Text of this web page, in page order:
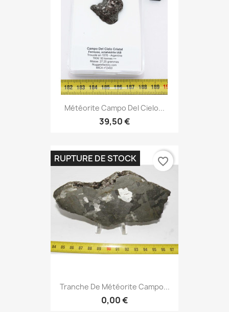
Météorite Campo Del Cielo...
39,50 €
Tranche De Météorite Campo...
0,00 €
RUPTURE DE STOCK favorite_border